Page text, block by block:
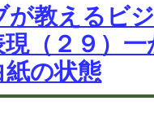
が教えるビ
（２９）一
紙の状態